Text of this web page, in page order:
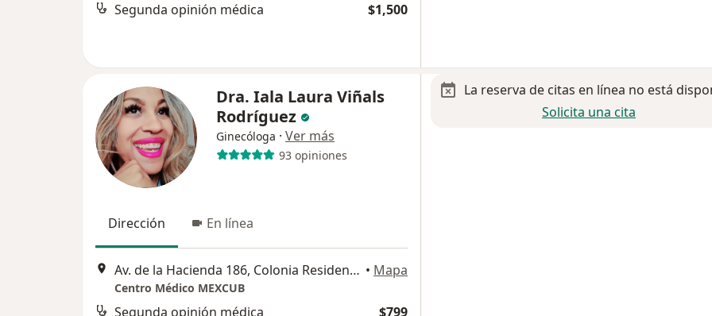
Segunda opinión médica $1,500
Dra. Iala Laura Viñals
Rodríguez
Ginecóloga · Ver más
93 opiniones
Dirección En línea
Av. de la Hacienda 186, Colonia Residencial Villa Coapa, Tlalpan • Mapa
Centro Médico MEXCUB
Segunda opinión médica $799
La reserva de citas en línea no está
Solicita una cita